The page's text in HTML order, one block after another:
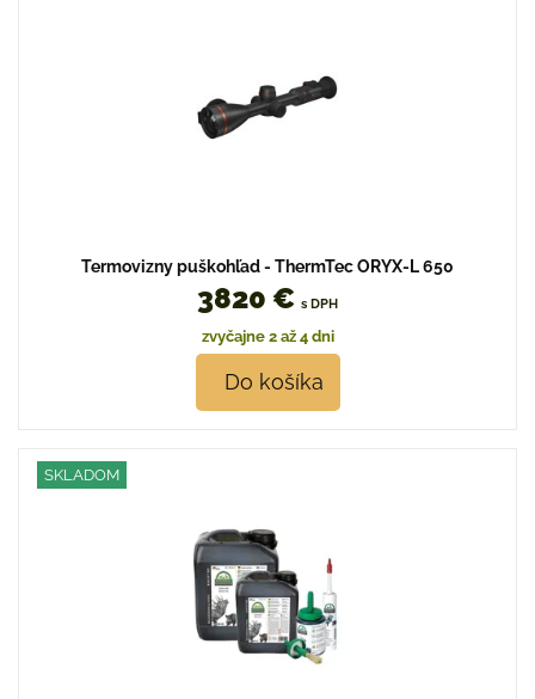
Termovizny puškohľad - ThermTec ORYX-L 650
3820 € s DPH
zvyčajne 2 až 4 dni
Do košíka
SKLADOM